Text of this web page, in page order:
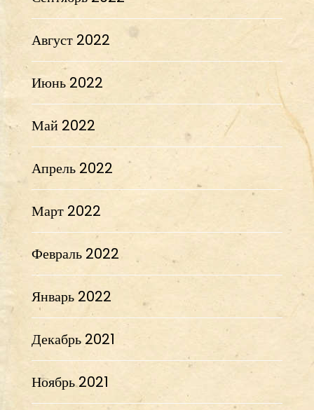
Август 2022
Июнь 2022
Май 2022
Апрель 2022
Март 2022
Февраль 2022
Январь 2022
Декабрь 2021
Ноябрь 2021